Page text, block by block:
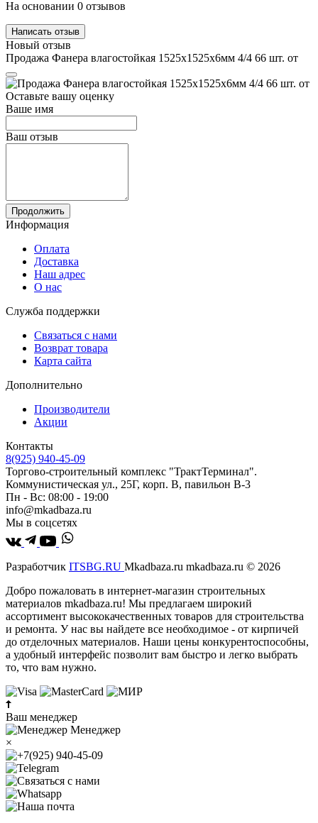
На основании 0 отзывов
Написать отзыв
Новый отзыв
Продажа Фанера влагостойкая 1525х1525х6мм 4/4 66 шт. от
Оставьте вашу оценку
Ваше имя
Ваш отзыв
Продолжить
Информация
Оплата
Доставка
Наш адрес
О нас
Служба поддержки
Связаться с нами
Возврат товара
Карта сайта
Дополнительно
Производители
Акции
Контакты
8(925) 940-45-09
Торгово-строительный комплекс "ТрактТерминал".
Коммунистическая ул., 25Г, корп. В, павильон В-3
Пн - Вс: 08:00 - 19:00
info@mkadbaza.ru
Мы в соцсетях
Разработчик ITSBG.RU Mkadbaza.ru mkadbaza.ru © 2026
Добро пожаловать в интернет-магазин строительных
материалов mkadbaza.ru! Мы предлагаем широкий
ассортимент высококачественных товаров для строительства
и ремонта. У нас вы найдете все необходимое - от кирпичей
до отделочных материалов. Наши цены конкурентоспособны,
а удобный интерфейс позволит вам быстро и легко выбрать
то, что вам нужно.
Ваш менеджер
Менеджер
×